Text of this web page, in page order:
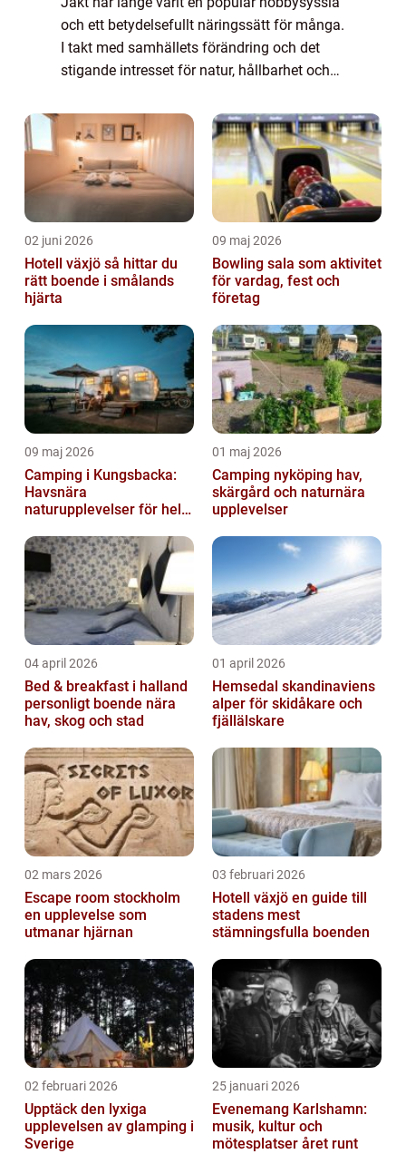
och ett betydelsefullt näringssätt för många.
I takt med samhällets förändring och det
stigande intresset för natur, hållbarhet och
02 juni 2026
Hotell växjö så hittar du
rätt boende i smålands
hjärta
09 maj 2026
Bowling sala som aktivitet
för vardag, fest och
företag
09 maj 2026
Camping i Kungsbacka:
Havsnära
naturupplevelser för hela
01 maj 2026
Camping nyköping hav,
skärgård och naturnära
upplevelser
04 april 2026
Bed & breakfast i halland
personligt boende nära
hav, skog och stad
01 april 2026
Hemsedal skandinaviens
alper för skidåkare och
fjällälskare
02 mars 2026
Escape room stockholm
en upplevelse som
utmanar hjärnan
03 februari 2026
Hotell växjö en guide till
stadens mest
stämningsfulla boenden
02 februari 2026
Upptäck den lyxiga
upplevelsen av glamping i
Sverige
25 januari 2026
Evenemang Karlshamn:
musik, kultur och
mötesplatser året runt